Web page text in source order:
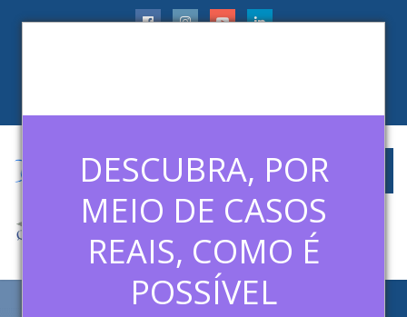
DESCUBRA, POR
MEIO DE CASOS
REAIS, COMO É
POSSÍVEL